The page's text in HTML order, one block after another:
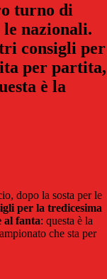
turno di
le nazionali.
consigli per
per partita,
è la
dopo la sosta per le
per la tredicesima
al fanta: questa è la
che sta per